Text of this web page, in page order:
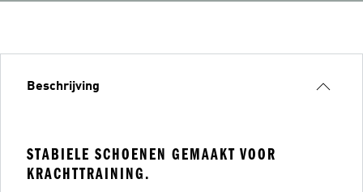
Beschrijving
STABIELE SCHOENEN GEMAAKT VOOR
KRACHTTRAINING.